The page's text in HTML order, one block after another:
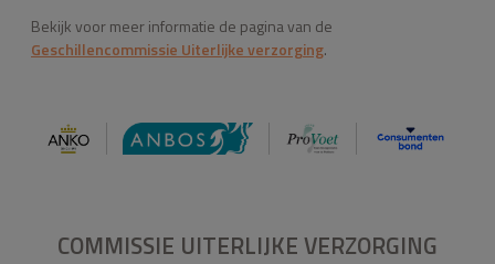
Bekijk voor meer informatie de pagina van de
Geschillencommissie Uiterlijke verzorging.
COMMISSIE UITERLIJKE VERZORGING